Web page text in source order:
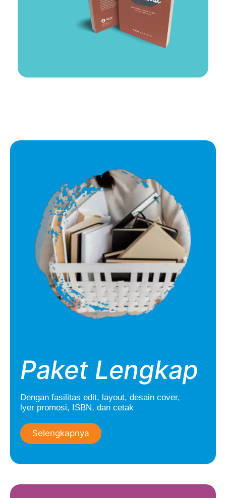
Paket Lengkap
Dengan fasilitas edit, layout, desain cover,
lyer promosi, ISBN, dan cetak
Selengkapnya